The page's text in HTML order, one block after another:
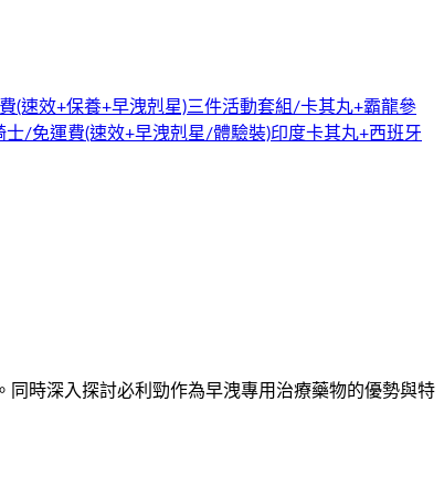
(速效+保養+早洩剋星)三件活動套組/卡其丸+霸龍參
士/免運費(速效+早洩剋星/體驗裝)印度卡其丸+西班牙
時深入探討必利勁作為早洩專用治療藥物的優勢與特